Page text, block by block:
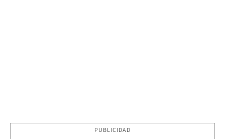
PUBLICIDAD